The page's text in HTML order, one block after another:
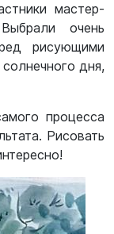
мастер-
очень
рисующими
дня,
процесса
Рисовать